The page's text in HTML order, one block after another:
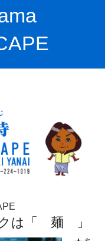
クは「 麺 」